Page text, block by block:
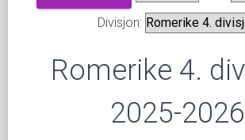
Divisjon:
Romerike 4.
2025-2026